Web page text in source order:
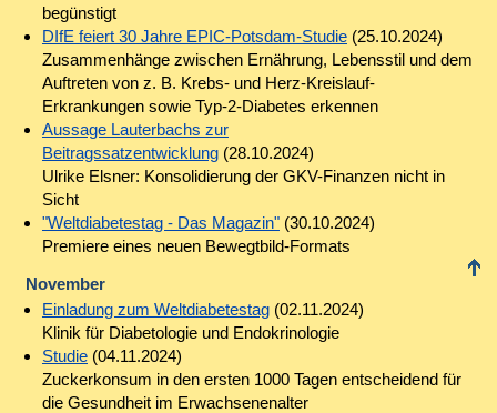
begünstigt
DIfE feiert 30 Jahre EPIC-Potsdam-Studie(25.10.2024)
Zusammenhänge zwischen Ernährung, Lebensstil und dem
Auftreten von z. B. Krebs- und Herz-Kreislauf-
Erkrankungen sowie Typ-2-Diabetes erkennen
Aussage Lauterbachs zur
Beitragssatzentwicklung(28.10.2024)
Ulrike Elsner: Konsolidierung der GKV-Finanzen nicht in
Sicht
"Weltdiabetestag - Das Magazin"(30.10.2024)
Premiere eines neuen Bewegtbild-Formats
November
Einladung zum Weltdiabetestag(02.11.2024)
Klinik für Diabetologie und Endokrinologie
Studie(04.11.2024)
Zuckerkonsum in den ersten 1000 Tagen entscheidend für
die Gesundheit im Erwachsenenalter